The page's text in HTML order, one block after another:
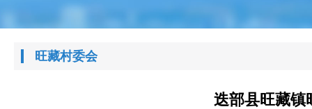
旺藏村委会
迭部县旺藏镇